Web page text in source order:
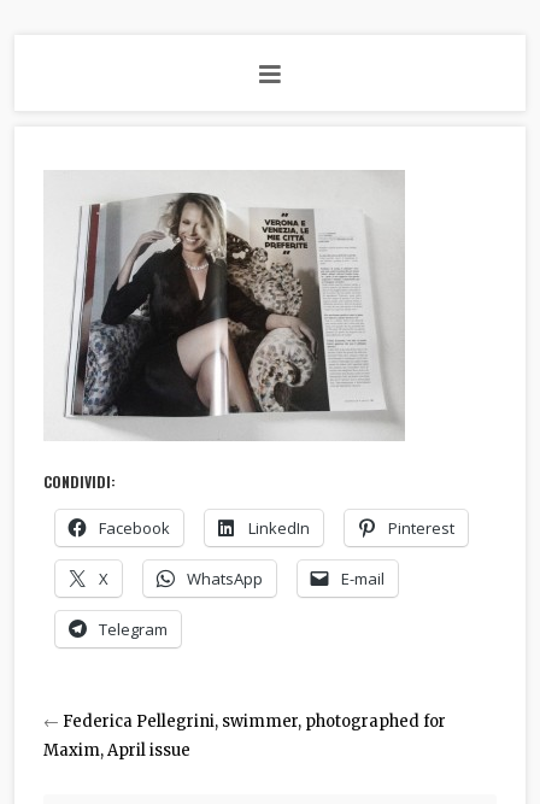
CONDIVIDI:
Facebook LinkedIn Pinterest
X WhatsApp E-mail
Telegram
← Federica Pellegrini, swimmer, photographed for
Maxim, April issue